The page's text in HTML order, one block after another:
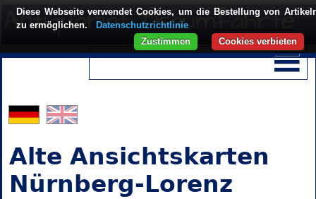
Alte Ansichtskarten
Nürnberg-Lorenz
Diese Webseite verwendet Cookies, um die Bestellung von
zu ermöglichen.
Datenschutzrichtlinie
Cookies verbieten
Zustimmen